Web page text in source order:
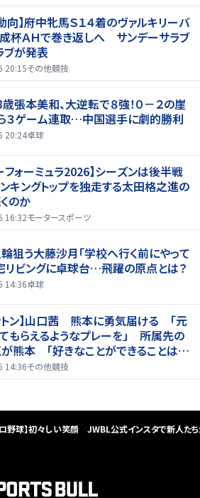
向】府中牝馬Ｓ１４着のヴァルキリーバ
杯ＡＨで巻き返しへ サンデーサラブ
ブが発表
20:15その他競技
歳張本美和、大逆転で８強！０－２の崖
３ゲーム連取…中国選手に劇的勝利
20:24卓球
フォーミュラ2026】シーズンは後半戦
ングトップを独走する太田格之進の
のか
16:32モータースポーツ
輪狙う大藤沙月「学校へ行く前にやって
リビングに卓球台…飛躍の原点とは？
14:36卓球
トン】山口茜 熊本に勇気届ける 「元
もらえるようなプレーを」 所属先の
熊本 「好きなことができることは当
ない」
14:36その他競技
ロ野球】初々しい笑顔 JWBL公式インスタで新人た